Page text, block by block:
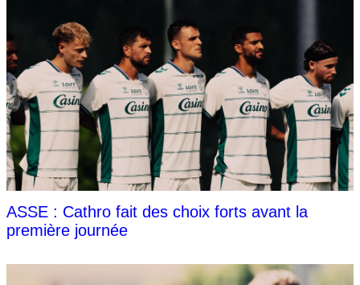
ASSE : Cathro fait des choix forts avant la
première journée